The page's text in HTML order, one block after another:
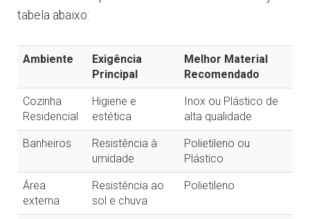
tabela abaixo:
Ambiente
Exigência
Principal
Melhor Material
Recomendado
Cozinha
Residencial
Higiene e
estética
Inox ou Plástico de
alta qualidade
Banheiros
Resistência à
umidade
Polietileno ou
Plástico
Área
externa
Resistência ao
sol e chuva
Polietileno